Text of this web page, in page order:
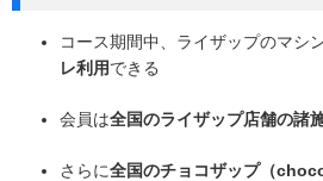
コース期間中、ライザップのマシ
レ利用できる
会員は全国のライザップ店舗の諸
さらに全国のチョコザップ（